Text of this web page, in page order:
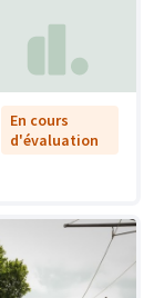
En cours
d'évaluation